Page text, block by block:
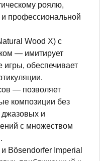
роялю,
и профессиональной
Wood X) с
— имитирует
обеспечивает
— позволяет
композиции без
джазовых и
с множеством
Bösendorfer Imperial